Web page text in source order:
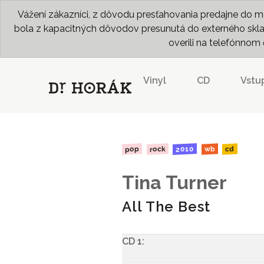
Vážení zákazníci, z dôvodu presťahovania predajne do
bola z kapacitných dôvodov presunutá do externého
overili na telefónnom
Vinyl CD
pop rock 2010 wb cd
Tina Turner
All The Best
CD 1: